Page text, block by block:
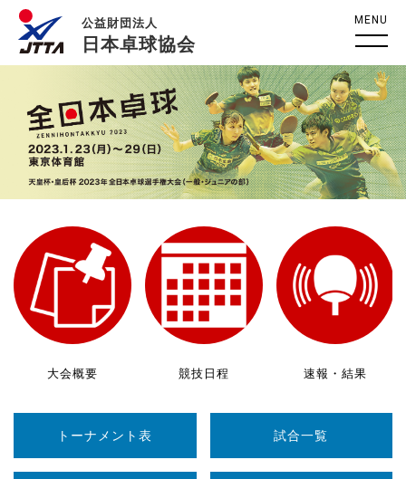
公益財団法人
日本卓球協会
MENU
大会概要 競技日程 速報・結果
トーナメント表 試合一覧